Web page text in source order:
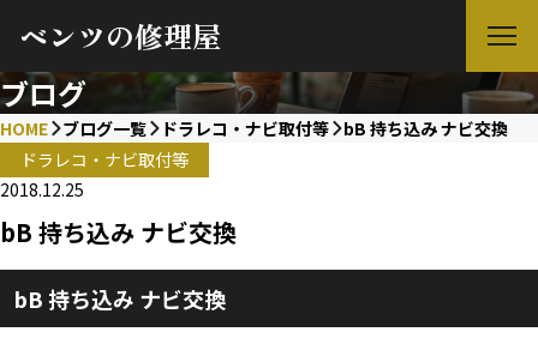
ベンツの修理屋
ブログ
HOME ブログ一覧 ドラレコ・ナビ取付等
bB 持ち込み ナビ交換
ドラレコ・ナビ取付等
2018.12.25
bB 持ち込み ナビ交換
bB 持ち込み ナビ交換